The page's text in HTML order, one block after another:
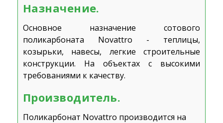
Назначение.
Основное назначение сотового
поликарбоната Novattro - теплицы,
козырьки, навесы, легкие строительные
конструкции. На объектах с высокими
требованиями к качеству.
Производитель.
Поликарбонат Novattro производится на